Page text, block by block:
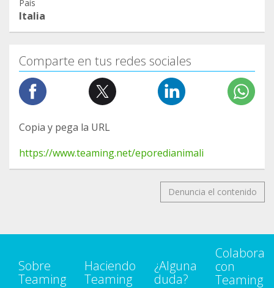
País
Italia
Comparte en tus redes sociales
Copia y pega la URL
https://www.teaming.net/eporedianimali
Denuncia el contenido
Sobre
Teaming
Haciendo
Teaming
¿Alguna
duda?
Colabora
con
Teaming